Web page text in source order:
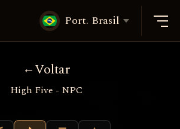
Port. Brasil
Voltar
High Five - NPC